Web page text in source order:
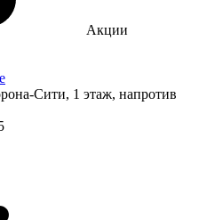
Акции
Сити, 1 этаж, напротив